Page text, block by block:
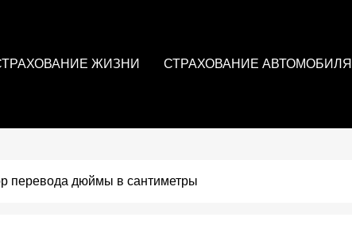
ЖИЗНИ СТРАХОВАНИЕ АВТОМОБИЛЯ
перевода дюймы в сантиметры